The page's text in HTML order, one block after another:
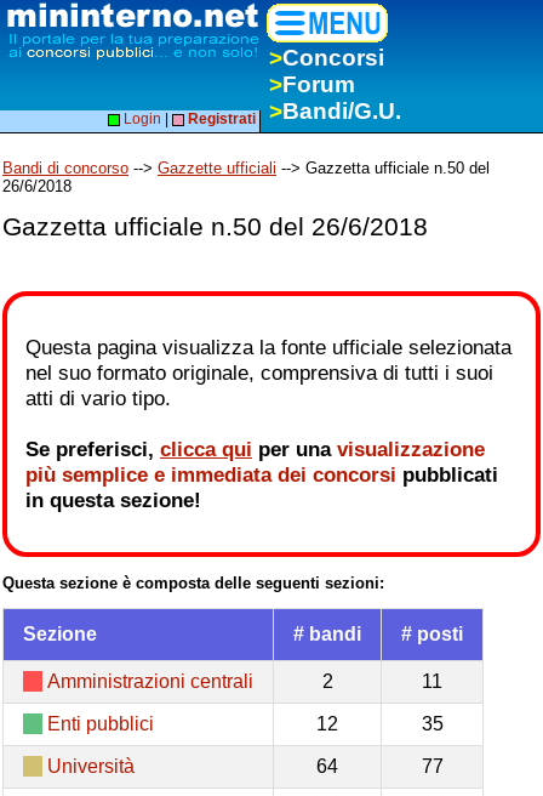
>Concorsi
>Forum
>Bandi/G.U.
Login Registrati
Bandi di concorso --> Gazzette ufficiali --> Gazzetta ufficiale n.50 del
26/6/2018
Gazzetta ufficiale n.50 del 26/6/2018
Questa pagina visualizza la fonte ufficiale selezionata
nel suo formato originale, comprensiva di tutti i suoi
atti di vario tipo.
Se preferisci, clicca qui per una visualizzazione
più semplice e immediata dei concorsi pubblicati
in questa sezione!
Questa sezione è composta delle seguenti sezioni:
Sezione # bandi # posti
Amministrazioni centrali 2 11
Enti pubblici 12 35
Università 64 77